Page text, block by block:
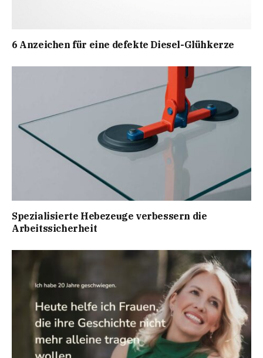
6 Anzeichen für eine defekte Diesel-Glühkerze
Spezialisierte Hebezeuge verbessern die
Arbeitssicherheit